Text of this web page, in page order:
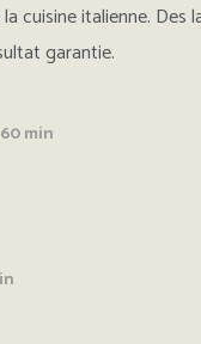
cuisine italienne. Des
garantie.
min